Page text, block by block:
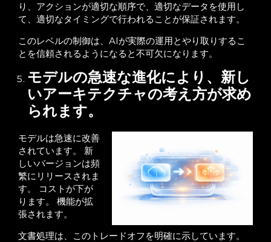
り、アクションが適切な順序で、適切なデータを使用し
て、適切なタイミングで行われることが保証されます。
このレベルの制御は、AIが実際の運用とやり取りするこ
とを信頼されるようになると不可欠になります。
モデルの急速な進化により、新し
いアーキテクチャの考え方が求め
られます。
モデルは急速に改善
されています。 新
しいバージョンは頻
繁にリリースされま
す。 コストが下が
ります。 機能が拡
張されます。
文書処理は、このトレードオフを明確に示しています。